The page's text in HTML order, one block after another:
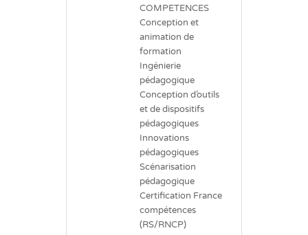
COMPETENCES
Conception et
animation de
formation
Ingénierie
pédagogique
Conception d’outils
et de dispositifs
pédagogiques
Innovations
pédagogiques
Scénarisation
pédagogique
Certification France
compétences
(RS/RNCP)